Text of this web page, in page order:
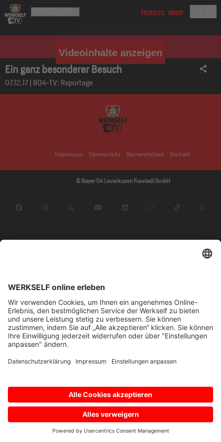
Videoinhalte anzeigen
Ein ganz besonderer Besuch
07.12.17 | B04-TV: Reportage
Impressum Datenschutz Barrierefreiheit Kontakt
© Bayer 04 Leverkusen Fussball GmbH